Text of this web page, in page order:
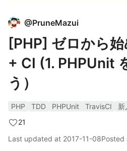
@PruneMazui
[PHP] ゼロから
+ CI (1. PHPUnit
う）
PHP TDD PHPUnit TravisCI
新
21
Last updated at 2017-11-08Posted